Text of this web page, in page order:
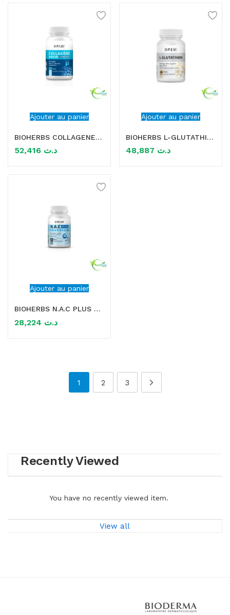
Ajouter au panier
BIOHERBS COLLAGENE BOVIN COMPLEXE 120 GELULES
د.ت
Ajouter au panier
BIOHERBS L-GLUTATHION 30 GELULES
د.ت
Ajouter au panier
BIOHERBS N.A.C PLUS SELENIUM 30 GELULES
د.ت
1 2 3
Recently Viewed
You have no recently viewed item.
View all